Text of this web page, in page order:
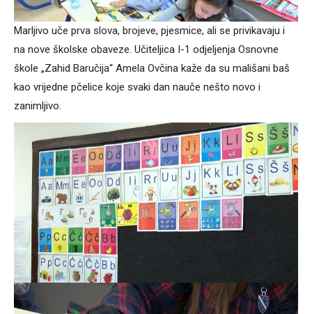
Marljivo uče prva slova, brojeve, pjesmice, ali se privikavaju i
na nove školske obaveze. Učiteljica I-1 odjeljenja Osnovne
škole „Zahid Baručija“ Amela Ovčina kaže da su mališani baš
kao vrijedne pčelice koje svaki dan nauče nešto novo i
zanimljivo.